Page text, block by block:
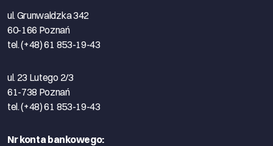
ul. Grunwaldzka 342
60-166 Poznań
tel. (+48) 61 853-19-43
ul. 23 Lutego 2/3
61-738 Poznań
tel. (+48) 61 853-19-43
Nr konta bankowego: